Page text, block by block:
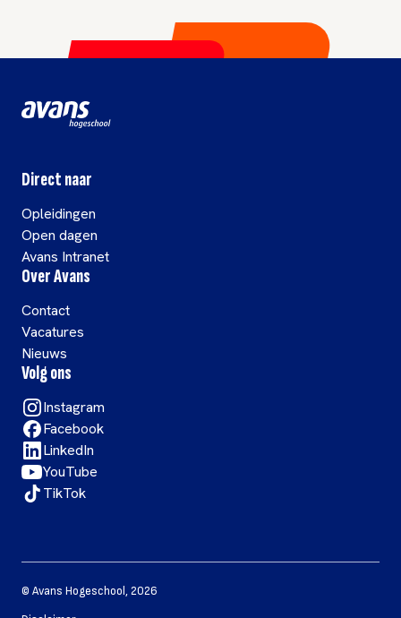
Direct naar
Opleidingen
Open dagen
Avans Intranet
Over Avans
Contact
Vacatures
Nieuws
Volg ons
Instagram
Facebook
LinkedIn
YouTube
TikTok
© Avans Hogeschool ,2026